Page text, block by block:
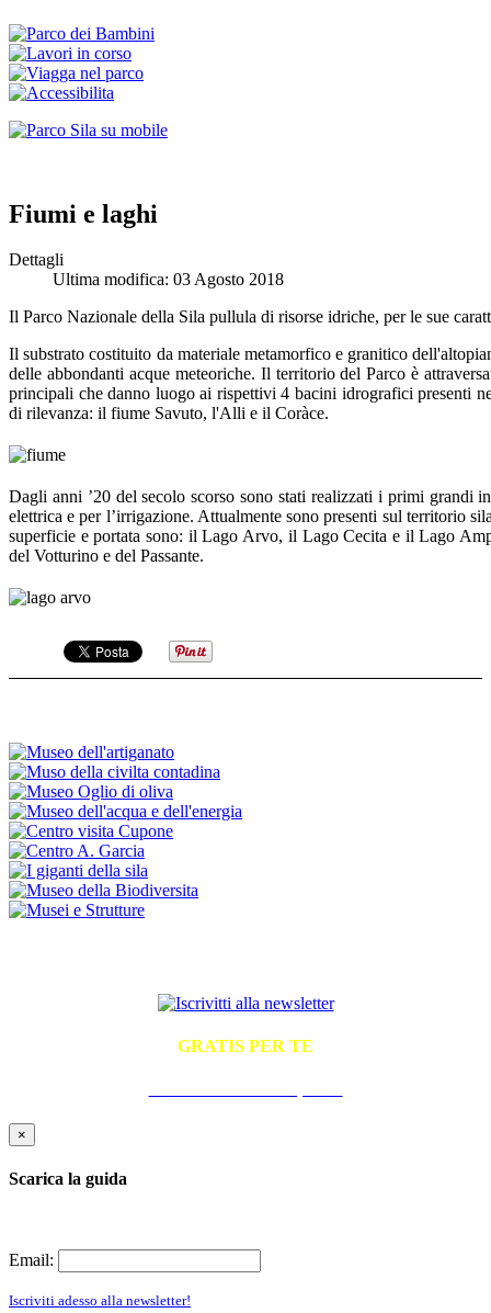
Fiumi e laghi
Dettagli
Ultima modifica: 03 Agosto 2018
Il Parco Nazionale della Sila pullula di risorse idriche, per le sue
Il substrato costituito da materiale metamorfico e granitico
delle abbondanti acque meteoriche. Il territorio del Parco è
principali che danno luogo ai rispettivi 4 bacini idrografici presenti
di rilevanza: il fiume Savuto, l'Alli e il Coràce.
Dagli anni ’20 del secolo scorso sono stati realizzati i primi grandi
elettrica e per l’irrigazione. Attualmentesono presenti sul territorio
superficie e portata sono: il Lago Arvo, il Lago Cecita e il Lago
del Votturino e del Passante.
GRATIS PER TE
×
Scarica la guida
Email:
Iscriviti adesso alla newsletter!